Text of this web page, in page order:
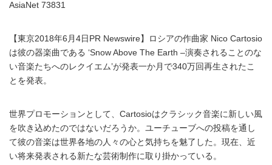
AsiaNet 73831
【東京2018年6月4日PR Newswire】ロシアの作曲家 Nico Cartosio
は彼の器楽曲である ‘Snow Above The Earth –演奏されることのな
い音楽たちへのレクイエム’が発表一か月で340万回再生されたこ
とを発表。
世界プロモーションとして、Cartosioはクラシック音楽に新しい風
を吹き込めたのではないだろうか。ユーチューブへの投稿を通し
て彼の音楽は世界各地の人々の心と気持ちを魅了した。現在、近
い将来発表される新たな芸術制作に取り掛かっている。